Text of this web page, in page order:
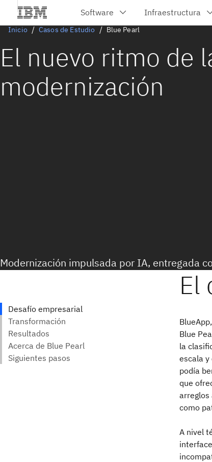
Inicio Casos de Estudio Blue Pearl
El nuevo ritmo de
modernización
Modernización impulsada por IA, entregada
Blue
la
escala
podía
que
arreglos
como
A nivel